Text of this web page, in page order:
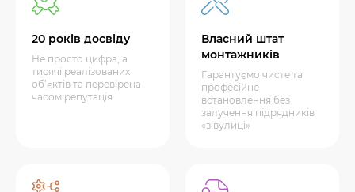
20 років досвіду
Не просто цифра, а
тисячі реалізованих
об’єктів та перевірена
часом репутація.
Власний штат
монтажників
Гарантуємо чисте та
професійне
встановлення без
залучення підрядників
«з вулиці»